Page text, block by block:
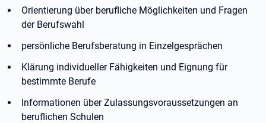
Orientierung über berufliche Möglichkeiten und Fragen
der Berufswahl
persönliche Berufsberatung in Einzelgesprächen
Klärung individueller Fähigkeiten und Eignung für
bestimmte Berufe
Informationen über Zulassungsvoraussetzungen an
beruflichen Schulen